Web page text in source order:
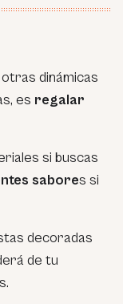
dinámicas
es regalar
si buscas
sabores si
decoradas
de tu